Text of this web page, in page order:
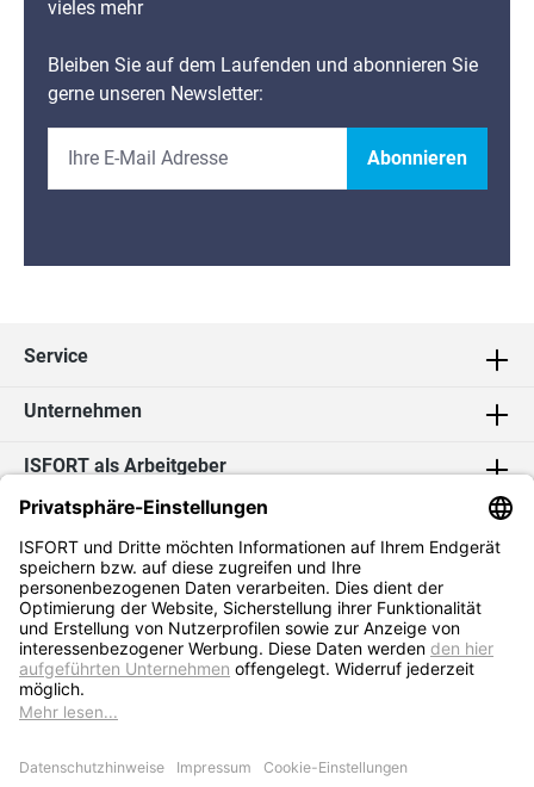
vieles mehr
Bleiben Sie auf dem Laufenden und abonnieren Sie
gerne unseren Newsletter:
Abonnieren
Service
Unternehmen
ISFORT als Arbeitgeber
Kontakt
Social Media
* Alle Preise exkl. MwSt. zzgl.Versandkosten